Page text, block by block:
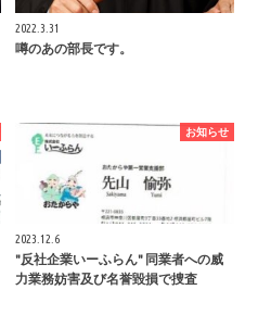
2022.3.31
噂のあの部長です。
お知らせ
2023.12.6
"反社企業いーふらん" 同業者への威
力業務妨害及び名誉毀損で捜査